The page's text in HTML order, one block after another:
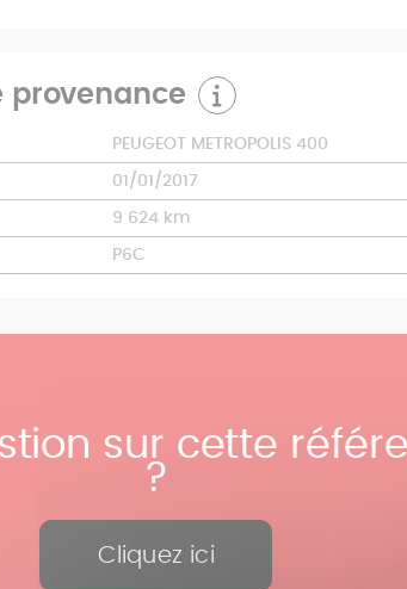
provenance
PEUGEOT METROPOLIS 400
01/01/2017
9 624 km
P6C
sur cette
?
Cliquez ici